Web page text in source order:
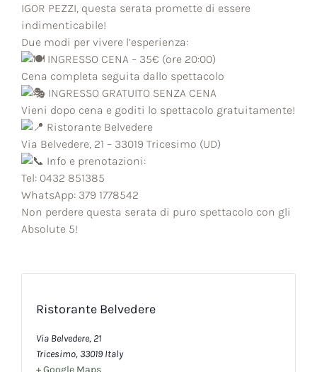
IGOR PEZZI, questa serata promette di essere
indimenticabile!
Due modi per vivere l’esperienza:
INGRESSO CENA – 35€ (ore 20:00)
Cena completa seguita dallo spettacolo
INGRESSO GRATUITO SENZA CENA
Vieni dopo cena e goditi lo spettacolo gratuitamente!
Ristorante Belvedere
Via Belvedere, 21 – 33019 Tricesimo (UD)
Info e prenotazioni:
Tel: 0432 851385
WhatsApp: 379 1778542
Non perdere questa serata di puro spettacolo con gli
Absolute 5!
Ristorante Belvedere
Via Belvedere, 21
Tricesimo, 33019 Italy
+ Google Maps